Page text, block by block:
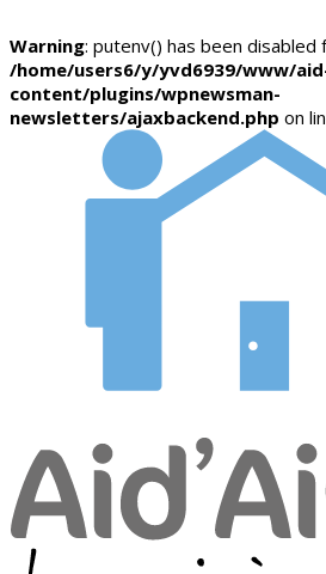
Warning: putenv() has been
/home/users6/y/yvd6939/www/
content/plugins/wpnewsman-
newsletters/ajaxbackend.php on